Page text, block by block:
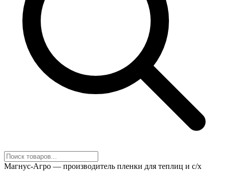
Магнус-Агро — производитель пленки для теплиц и с/х